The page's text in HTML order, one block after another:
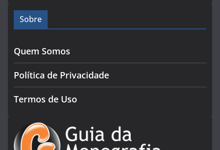
Sobre
Quem Somos
Política de Privacidade
Termos de Uso